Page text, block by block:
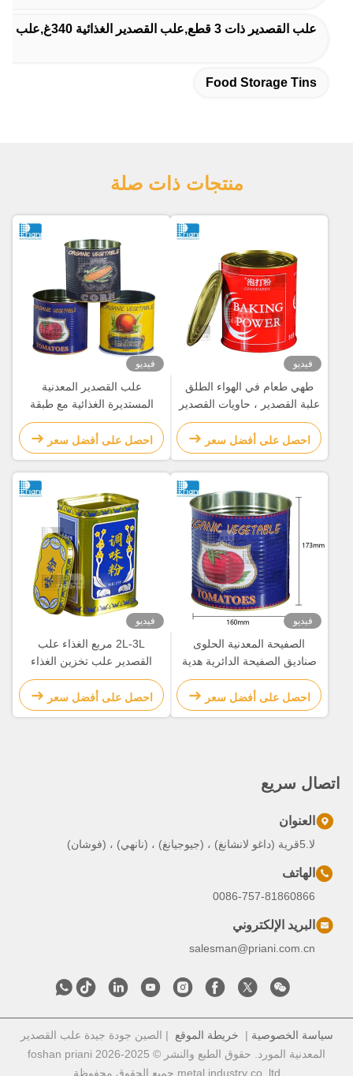
علب القصدير ذات 3 قطع,علب القصدير الغذائية 340غ,علب القصدير الغذائية 375 غرام
Food Storage Tins
منتجات ذات صلة
فيديو
طهي طعام في الهواء الطلق
علبة القصدير ، حاويات القصدير
المعدنية المستديرة حسب
الطلب
احصل على أفضل سعر
فيديو
علب القصدير المعدنية
المستديرة الغذائية مع طبقة
واضحة / طبقة معجون
الألومنيوم
احصل على أفضل سعر
فيديو
الصفيحة المعدنية الحلوى
صناديق الصفيحة الدائرية هدية
علب الصفيحة الطباعة
المخصصة
احصل على أفضل سعر
فيديو
2L-3L مربع الغذاء علب
القصدير علب تخزين الغذاء
المعاد تدويرها مع أغطية مفتوحة
بسهولة
احصل على أفضل سعر
اتصال سريع
العنوان
لا.5قرية (داغو لانشانغ) ، (جيوجيانغ) ، (نانهي) ، (فوشان)
الهاتف
0086-757-81860866
البريد الإلكتروني
salesman@priani.com.cn
سياسة الخصوصية | خريطة الموقع | الصين جودة جيدة علب القصدير
المعدنية المورد. حقوق الطبع والنشر © 2025-2026 foshan priani
metal industry co. ltd جميع الحقوق محفوظة